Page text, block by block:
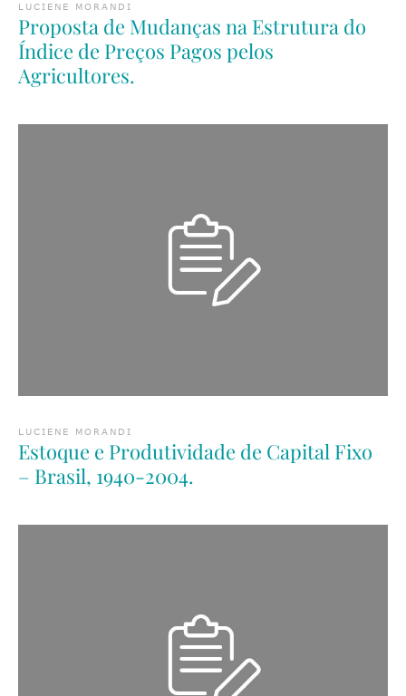
LUCIENE MORANDI
Proposta de Mudanças na Estrutura do
Índice de Preços Pagos pelos
Agricultores.
LUCIENE MORANDI
Estoque e Produtividade de Capital Fixo
– Brasil, 1940-2004.